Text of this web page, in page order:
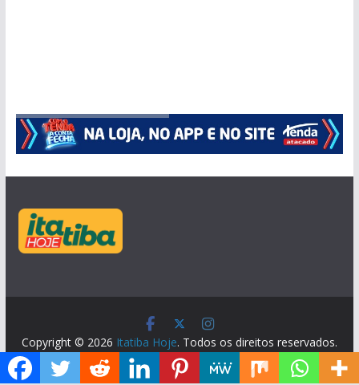
Copyright © 2026 Itatiba Hoje. Todos os direitos reservados.
Tema:ColorMag por ThemeGrill. Powered by WordPress